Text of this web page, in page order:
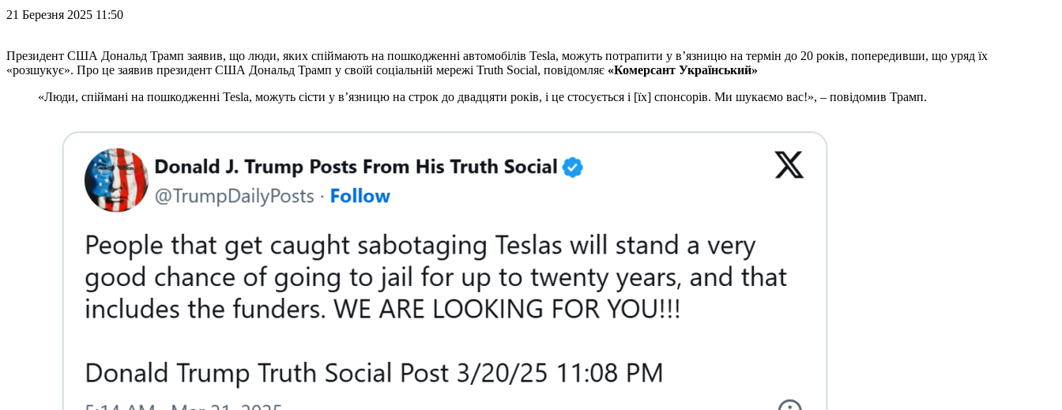
21 Березня 2025 11:50
Президент США Дональд Трамп заявив, що люди, яких спіймають на пошкодженні автомобілів Tesla, можуть потрапити у в’язницю на термін до 20 років, попередивши, що уряд їх
«розшукує». Про це заявив президент США Дональд Трамп у своїй соціальній мережі Truth Social, повідомляє «Комерсант Український»
«Люди, спіймані на пошкодженні Tesla, можуть сісти у в’язницю на строк до двадцяти років, і це стосується і [їх] спонсорів. Ми шукаємо вас!», – повідомив Трамп.